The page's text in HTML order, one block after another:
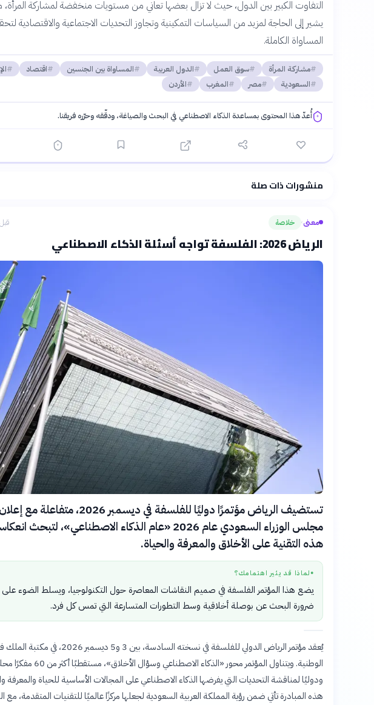
التفاوت الكبير بين الدول، حيث لا تزال بعضها تعاني من مستويات منخفضة لمشاركة المرأة،
يشير إلى الحاجة لمزيد من السياسات التمكينية وتجاوز التحديات الاجتماعية والاقتصادية
المساواة الكاملة.
مشاركة المرأة سوق العمل الدول العربية المساواة بين الجنسين اقتصاد
السعودية
مصر المغرب الأردن
أُعدّ هذا المحتوى بمساعدة الذكاء الاصطناعي في البحث والصياغة، ودقّقه وحرّره فريقنا.
منشورات ذات صلة
معنى› خلاصة قبل 3
الرياض 2026: الفلسفة تواجه أسئلة الذكاء الاصطناعي
تستضيف الرياض مؤتمرًا دوليًا للفلسفة في ديسمبر 2026، متفاعلة مع
مجلس الوزراء السعودي عام 2026 «عام الذكاء الاصطناعي»، لتبحث
هذه التقنية على الأخلاق والمعرفة والحياة.
● لماذا قد يثير اهتمامك؟
يضع هذا المؤتمر الفلسفة في صميم النقاشات المعاصرة حول التكنولوجيا، ويسلط الضوء على
ضرورة البحث عن بوصلة أخلاقية وسط التطورات المتسارعة التي تمس كل فرد.
يُعقد مؤتمر الرياض الدولي للفلسفة في نسخته السادسة، بين 3 و5 ديسمبر 2026، في
الوطنية. ويتناول المؤتمر محور «الذكاء الاصطناعي وسؤال الأخلاق»، مستقطبًا
ودوليًا لمناقشة التحديات التي يفرضها الذكاء الاصطناعي على المجالات الأساسية للحياة والمعرفة
هذه المبادرة تأتي ضمن رؤية المملكة العربية السعودية لجعلها مركزًا عالميًا للتقنيات المتقدمة، مع